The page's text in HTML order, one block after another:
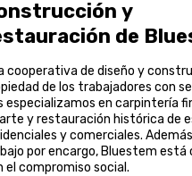
y
de
cooperativa de diseño y
de los trabajadores con
especializamos en carpintería
y restauración histórica de
y comerciales.
por encargo, Bluestem
el compromiso social.